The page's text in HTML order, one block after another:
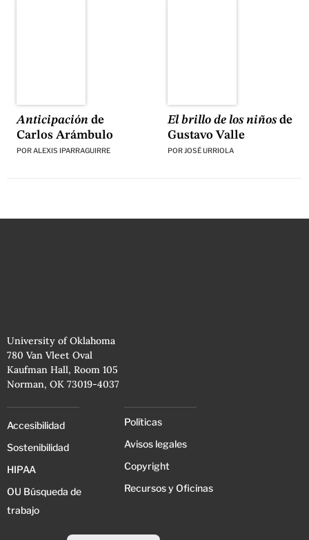
Anticipaciónde
Carlos Arámbulo
PORALEXIS IPARRAGUIRRE
El brillo de los niñosde
Gustavo Valle
POR JOSÉ URRIOLA
University of Oklahoma
780 Van Vleet Oval
Kaufman Hall, Room 105
Norman, OK 73019-4037
Accesibilidad
Sostenibilidad
HIPAA
OU Búsqueda de
trabajo
Políticas
Avisos legales
Copyright
Recursos y Oficinas